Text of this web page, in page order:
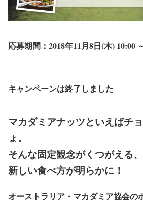
応募期間：2018年11月8日(木) 10:00
キャンペーンは終了しました
マカダミアナッツといえばチ
ょ。
そんな固定観念がくつがえる、
新しい食べ方が明らかに！
オーストラリア・マカダミア協会の